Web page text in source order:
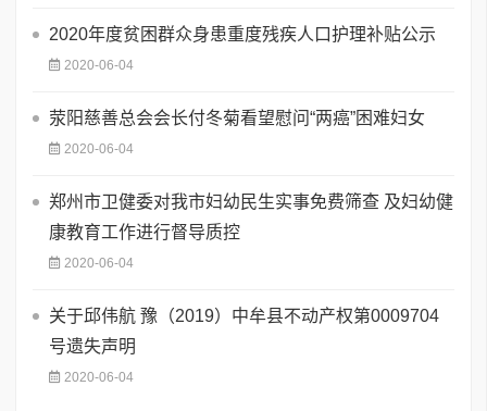
2020年度贫困群众身患重度残疾人口护理补贴公示
2020-06-04
荥阳慈善总会会长付冬菊看望慰问“两癌”困难妇女
2020-06-04
郑州市卫健委对我市妇幼民生实事免费筛查 及妇幼健
康教育工作进行督导质控
2020-06-04
关于邱伟航 豫（2019）中牟县不动产权第0009704
号遗失声明
2020-06-04